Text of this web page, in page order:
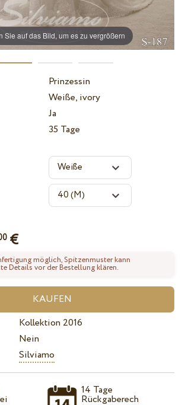
Sie auf das Bild, um es zu vergrößern
Prinzessin
Weiße, ivory
Ja
35 Tage
€
möglich, Spitzenmuster kann
Details vor der Bestellung klären.
Kollektion 2016
Nein
Silviamo
14 Tage
Rückgaberech